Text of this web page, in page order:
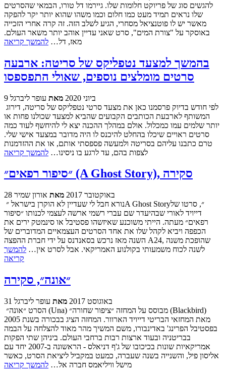
להגשים סוג של פריוקט חלומות שלו. גיירמו דל טורו, הבמאי שהסרטים
שלו נראים תמיד מעט כמו חלום וכמו משהו שהוא יותר יקר להפקה
מאשר יש לו פוטנציאל מסחרי, הגיע לשלב הזה. זה קרה אחרי הזכייה
באוסקר על "צורת המים", סרט שאני עדיין אוהב יותר משאר העולם.
מאז, דל… להמשך קריאה
בהמשך למצעד נטפליקס של סריטה: ארבעה
סרטים מומלצים נוספים, שאולי התפספסו
9 ביוני 2020 מאת עופר ליברגל
המשותף לארבעת הכותבים הקבועים שהביא למצעד שכולנו פחות או
יותר שלמים עמו כמכלול. אולם במהלך ההכנה יצא לי להיחשף לעוד כמה
סרטים ראויים שיכלו בהחלט להיכנס לו היה מדובר במצעד אישי שלי.
טרם כתבנו עליהם בסריטה ולמעשה פספסתי אותם, או את ההזדמנות
לצפות בהם, עד לרגע בו ניסינו… להמשך קריאה
״סיפור רפאים״ (A Ghost Story), סקירה
28 באוקטובר 2017 מאת אורון שמיר
דייויד לאורי שבהיעדר שם עברי רשמי ארשה לעצמי לכנותו ״סיפור
רפאים״ מעתה. הייתי משוכנע שאיזשהו פסטיבל או סינמטק ירים את
הכפפה ויביא לקהל שלו את אחד הסרטים העצמאיים המדוברים של
השנה מאז נרכש בסאנדנס על ידי חברת ההפצה A24, שהופכת משנה
לשנה לכוח משמעותי בקולנוע האמריקאי. אבל לסרט אין… להמשך
קריאה
״אונה״, סקירה
31 באוגוסט 2017 מאת עופר ליברגל
מאת המחזאי הבריטי דייויד הארוור. המחזה הציג בבכורה בשנת 2005
בפסטיבל הפרינג' באדינבורו, משם המשיך מהר מאוד להצלחה על הבמה
בבריטניה ובעוד ארצות רבות ברחבי העולם. ביניהן שתי הפקות
אמריקאיות שונות בכיכובו של ג'ף דניאלס - הראשונה ב-2007 יחד עם
אליסון פיל, והשנייה בשנה שעברה, כמעט במקביל ליציאת הסרט, כאשר
מישל וויליאמס חברה אל… להמשך קריאה